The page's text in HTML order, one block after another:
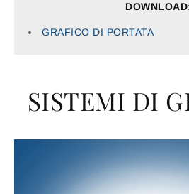
GRAFICO DI PORTATA
SISTEMI DI